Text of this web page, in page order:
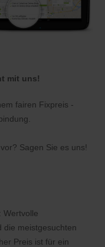
mit uns!
fairen Fixpreis -
Sagen Sie es uns!
Wertvolle
die meistgesuchten
Preis ist für ein